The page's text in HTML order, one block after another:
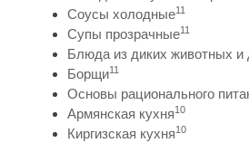
Соусы холодные11
Супы прозрачные11
Блюда из диких животных и
Борщи11
Основы рационального
Армянская кухня10
Киргизская кухня10